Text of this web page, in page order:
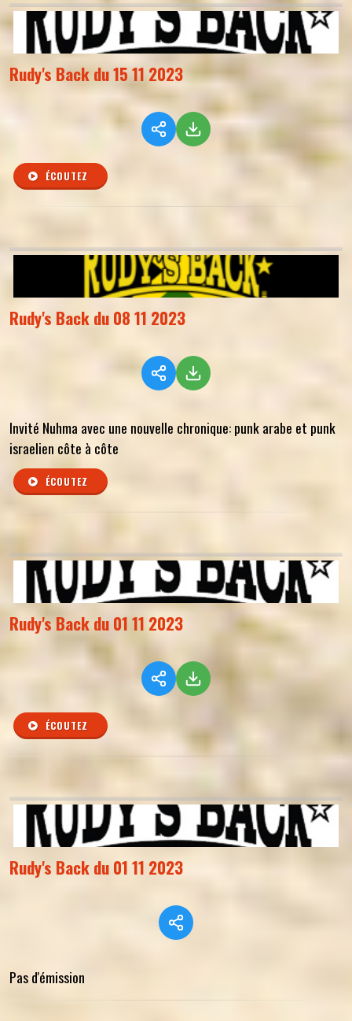
Rudy's Back du 15 11 2023
ÉCOUTEZ
Rudy's Back du 08 11 2023
Invité Nuhma avec une nouvelle chronique: punk arabe et punk
israelien côte à côte
ÉCOUTEZ
Rudy's Back du 01 11 2023
ÉCOUTEZ
Rudy's Back du 01 11 2023
Pas d'émission